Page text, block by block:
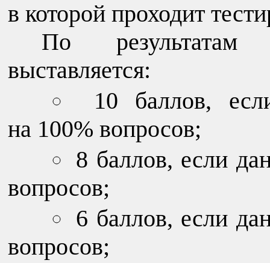
в которой проходит
По результатам
выставляется:
10 баллов,
на 100% вопросов;
8 баллов, если
вопросов;
6 баллов, если
вопросов;